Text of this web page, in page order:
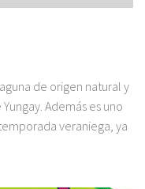
de origen natural y
Además es uno
veraniega, ya